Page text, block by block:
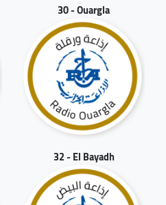
30 - Ouargla
32 - El Bayadh